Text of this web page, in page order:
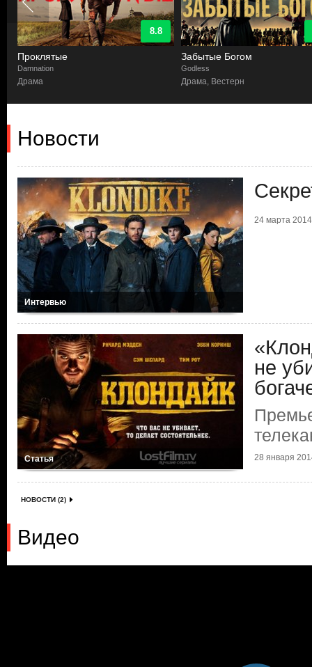
8.8 9.1
Забытые Богом
Godless
Йеллоустоун
Yellowstone
Боевик, Вестерн, Драма
Новости
Интервью
24 марта 2014
Статья
не
28 января
НОВОСТИ (2)
Видео